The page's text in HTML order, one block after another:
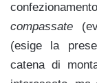
compassate
(esige la
catena di